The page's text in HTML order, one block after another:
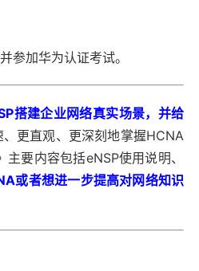
参加华为认证考试。
搭建企业网络真实场景，并给
更直观、更深刻地掌握HCNA
要内容包括eNSP使用说明、
或者想进一步提高对网络知识